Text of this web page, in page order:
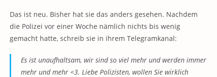
Das ist neu. Bisher hat sie das anders gesehen. Nachdem
die Polizei vor einer Woche nämlich nichts bis wenig
gemacht hatte, schreib sie in ihrem Telegramkanal:
Es ist unaufhaltsam, wir sind so viel mehr und werden immer
mehr und mehr <3. Liebe Polizisten, wollen Sie wirklich